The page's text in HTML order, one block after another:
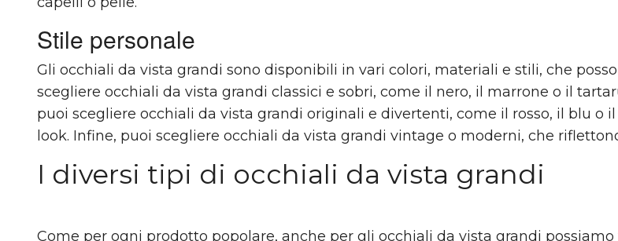
Stile personale
Gli occhiali da vista grandi sono disponibili in vari colori, materiali e stili, che
scegliere occhiali da vista grandi classici e sobri, come il nero, il marrone o il
puoi scegliere occhiali da vista grandi originali e divertenti, come il rosso, il blu o
look. Infine, puoi scegliere occhiali da vista grandi vintage o moderni, che
I diversi tipi di occhiali da vista grandi
Come per ogni prodotto popolare, anche per gli occhiali da vista grandi